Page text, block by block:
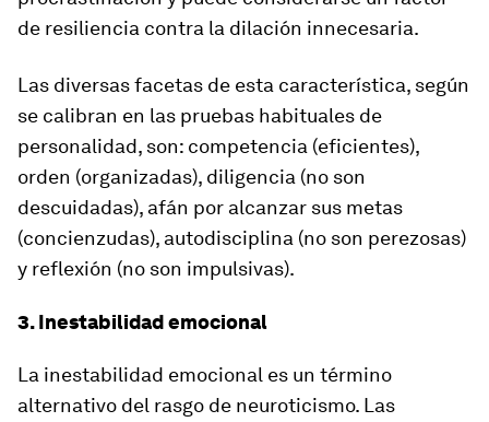
de resiliencia contra la dilación innecesaria.
Las diversas facetas de esta característica, según
se calibran en las pruebas habituales de
personalidad, son: competencia (eficientes),
orden (organizadas), diligencia (no son
descuidadas), afán por alcanzar sus metas
(concienzudas), autodisciplina (no son perezosas)
y reflexión (no son impulsivas).
3. Inestabilidad emocional
La inestabilidad emocional es un término
alternativo del rasgo de neuroticismo. Las